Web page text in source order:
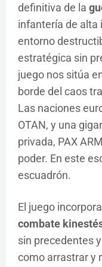
definitiva de la
infantería de alta
entorno
estratégica sin
juego nos sitúa
borde del caos
Las naciones
OTAN, y una
privada, PAX
poder. En este
escuadrón.
El juego
combate
sin precedentes
como arrastrar y